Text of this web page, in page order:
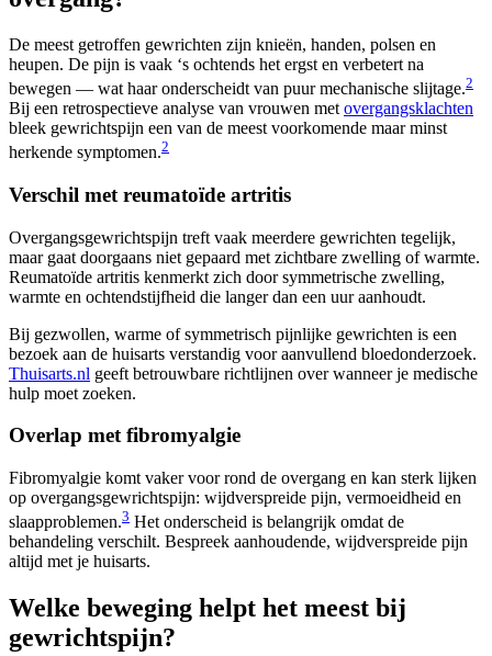
De meest getroffen gewrichten zijn knieën, handen, polsen en
heupen. De pijn is vaak ‘s ochtends het ergst en verbetert na
bewegen — wat haar onderscheidt van puur mechanische slijtage.2
Bij een retrospectieve analyse van vrouwen met overgangsklachten
bleek gewrichtspijn een van de meest voorkomende maar minst
herkende symptomen.2
Verschil met reumatoïde artritis
Overgangsgewrichtspijn treft vaak meerdere gewrichten tegelijk,
maar gaat doorgaans niet gepaard met zichtbare zwelling of warmte.
Reumatoïde artritis kenmerkt zich door symmetrische zwelling,
warmte en ochtendstijfheid die langer dan een uur aanhoudt.
Bij gezwollen, warme of symmetrisch pijnlijke gewrichten is een
bezoek aan de huisarts verstandig voor aanvullend bloedonderzoek.
Thuisarts.nl geeft betrouwbare richtlijnen over wanneer je medische
hulp moet zoeken.
Overlap met fibromyalgie
Fibromyalgie komt vaker voor rond de overgang en kan sterk lijken
op overgangsgewrichtspijn: wijdverspreide pijn, vermoeidheid en
slaapproblemen.3 Het onderscheid is belangrijk omdat de
behandeling verschilt. Bespreek aanhoudende, wijdverspreide pijn
altijd met je huisarts.
Welke beweging helpt het meest bij
gewrichtspijn?